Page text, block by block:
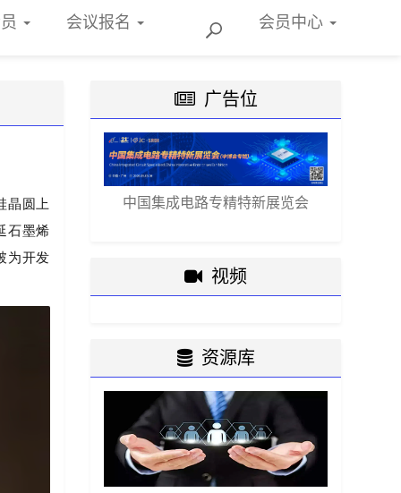
会议报名 会员中心
晶圆上
石墨烯
为开发
广告位
中国集成电路专精特新展览会
视频
资源库